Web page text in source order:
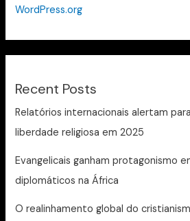
WordPress.org
Recent Posts
Relatórios internacionais alertam
liberdade religiosa em 2025
Evangelicais ganham protagonismo
diplomáticos na África
O realinhamento global do